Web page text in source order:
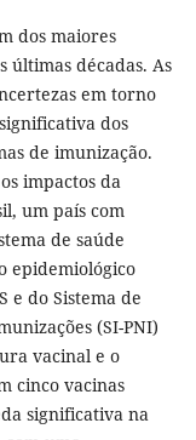
dos maiores
últimas décadas. As
em torno
dos
de imunização.
impactos da
um país com
de saúde
epidemiológico
e do Sistema de
(SI-PNI)
vacinal e o
cinco vacinas
significativa na